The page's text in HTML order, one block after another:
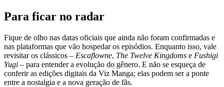
Para ficar no radar
Fique de olho nas datas oficiais que ainda não foram confirmadas e
nas plataformas que vão hospedar os episódios. Enquanto isso, vale
revisitar os clássicos – Escaflowne, The Twelve Kingdoms e Fushigi
Yugi – para entender a evolução do gênero. E não se esqueça de
conferir as edições digitais da Viz Manga; elas podem ser a ponte
entre a nostalgia e a nova geração de fãs.